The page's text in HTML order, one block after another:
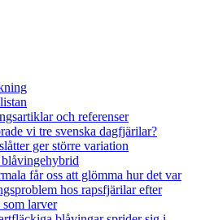
och referenser
vi tre svenska dagfjärilar?
ger större variation
får oss att glömma hur det var
hos rapsfjärilar efter
som larver